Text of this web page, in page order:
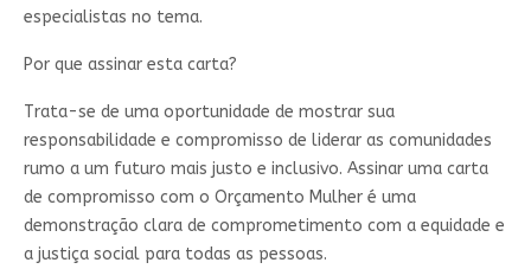
especialistas no tema.
Por que assinar esta carta?
Trata-se de uma oportunidade de mostrar sua
responsabilidade e compromisso de liderar as comunidades
rumo a um futuro mais justo e inclusivo. Assinar uma carta
de compromisso com o Orçamento Mulher é uma
demonstração clara de comprometimento com a equidade e
a justiça social para todas as pessoas.